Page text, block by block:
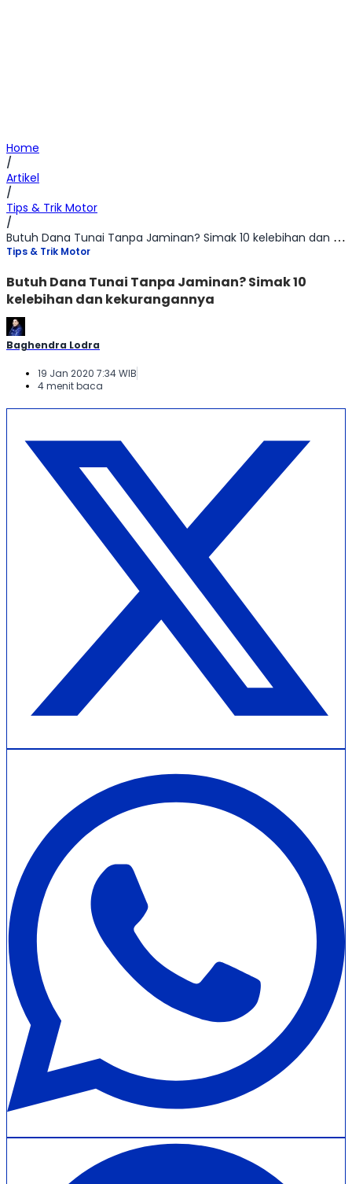
Home
/
Artikel
/
Tips & Trik Motor
/
Butuh Dana Tunai Tanpa Jaminan? Simak 10 kelebihan dan kekurangannya
Tips & Trik Motor
Butuh Dana Tunai Tanpa Jaminan? Simak 10
kelebihan dan kekurangannya
Baghendra Lodra
19 Jan 2020 7:34 WIB
4 menit baca